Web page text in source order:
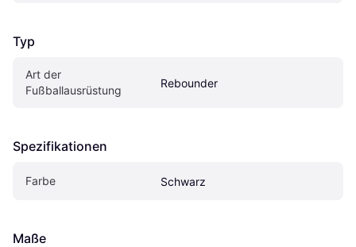
Typ
Art der
Fußballausrüstung
Rebounder
Spezifikationen
Farbe Schwarz
Maße